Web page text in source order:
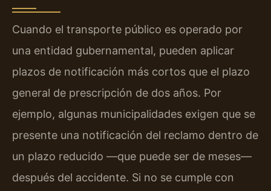
Cuando el transporte público es operado por
una entidad gubernamental, pueden aplicar
plazos de notificación más cortos que el plazo
general de prescripción de dos años. Por
ejemplo, algunas municipalidades exigen que se
presente una notificación del reclamo dentro de
un plazo reducido —que puede ser de meses—
después del accidente. Si no se cumple con